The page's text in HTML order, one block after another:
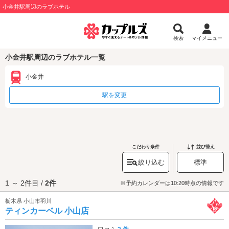
小金井駅周辺のラブホテル
検索 マイメニュー
小金井駅周辺のラブホテル一覧
小金井
駅を変更
こだわり条件
絞り込む
並び替え
標準
1 ～ 2件目 / 2件 ※予約カレンダーは10:20時点の情報です
栃木県 小山市羽川
ティンカーベル 小山店